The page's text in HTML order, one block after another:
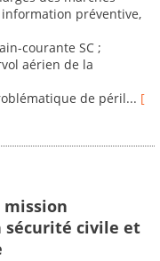
préventive,
courante SC ;
aérien de la
de péril... [
mission
civile et